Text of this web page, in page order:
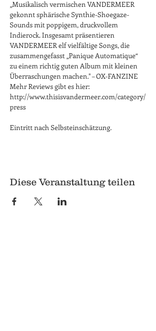
„Musikalisch vermischen VANDERMEER
gekonnt sphärische Synthie-Shoegaze-
Sounds mit poppigem, druckvollem
Indierock. Insgesamt präsentieren
VANDERMEER elf vielfältige Songs, die
zusammengefasst „Panique Automatique“
zu einem richtig guten Album mit kleinen
Überraschungen machen." – OX-FANZINE
Mehr Reviews gibt es hier:
http://www.thisisvandermeer.com/category/
press
Eintritt nach Selbsteinschätzung.
Diese Veranstaltung teilen